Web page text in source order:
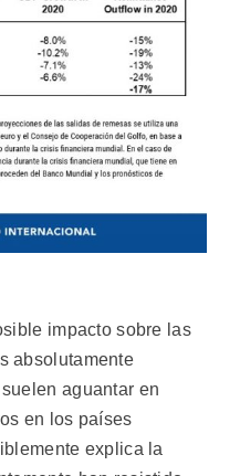
impacto sobre las
absolutamente
aguantar en
en los países
explica la